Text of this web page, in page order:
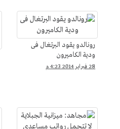
رونالدو يقود البرتغال فى
ودية الكاميرون
28 فبراير 2014 4:23 م